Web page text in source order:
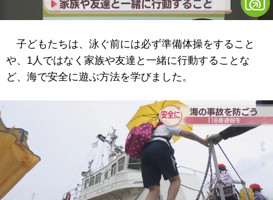
子どもたちは、泳ぐ前には必ず準備体操をすること
や、1人ではなく家族や友達と一緒に行動することな
ど、海で安全に遊ぶ方法を学びました。